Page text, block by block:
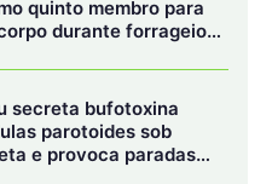
de Ouro, Mamuí,
6, Palmeira 7 e Rainha I.
Cinturão Verde I,
e Tauiri, formando um
familiares com
mas que compartilham a